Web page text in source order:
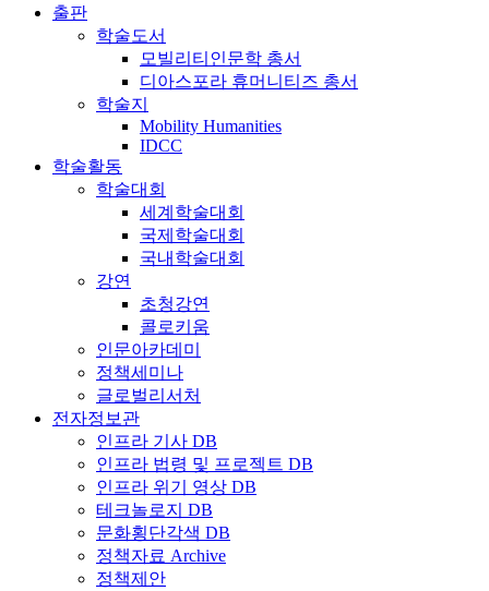
출판
학술도서
모빌리티인문학 총서
디아스포라 휴머니티즈 총서
학술지
Mobility Humanities
IDCC
학술활동
학술대회
세계학술대회
국제학술대회
국내학술대회
강연
초청강연
콜로키움
인문아카데미
정책세미나
글로벌리서처
전자정보관
인프라 기사 DB
인프라 법령 및 프로젝트 DB
인프라 위기 영상 DB
테크놀로지 DB
문화횡단각색 DB
정책자료 Archive
정책제안